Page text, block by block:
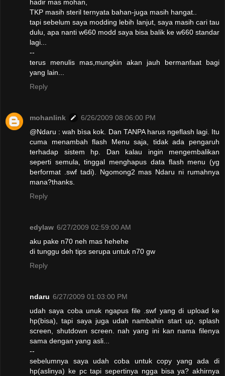
hadir mas mohan,
TKP masih steril ternyata bahan-juga masih hangat..
tapi sebelum saya modding lebih lanjut, saya masih cari tau
dulu, apa nanti w660 modd saya bisa balik ke w660 standar
lagi...
--
terus menulis mas,mungkin akan jauh bermanfaat bagi
yang lain...
Reply
mohanlink
6/26/2009 08:06:00 PM
@Ndaru : wah bìsa kok. Dan TANPA harus ngeflash lagi. Itu
cuma menambah flash Menu saja, tidak ada pengaruh
terhadap sistem hp. Dan kalau ingin mengembalikan
seperti semula, tinggal menghapus data flash menu (yg
berformat .swf tadi). Ngomong2 mas Ndaru ni rumahnya
mana?thanks.
Reply
edylaw 6/27/2009 02:59:00 AM
aku pake n70 neh mas hehehe
di tunggu deh tips serupa untuk n70 gw
Reply
ndaru 6/27/2009 01:03:00 PM
udah saya coba unuk ngapus file .swf yang di upload ke
hp(bisa), tapi saya juga udah nambahin start up, splash
screen, shutdown screen. nah yang ini kan nama filenya
sama dengan yang asli...
--
sebelumnya saya udah coba untuk copy yang ada di
hp(aslinya) ke pc tapi sepertinya ngga bisa ya? akhirnya